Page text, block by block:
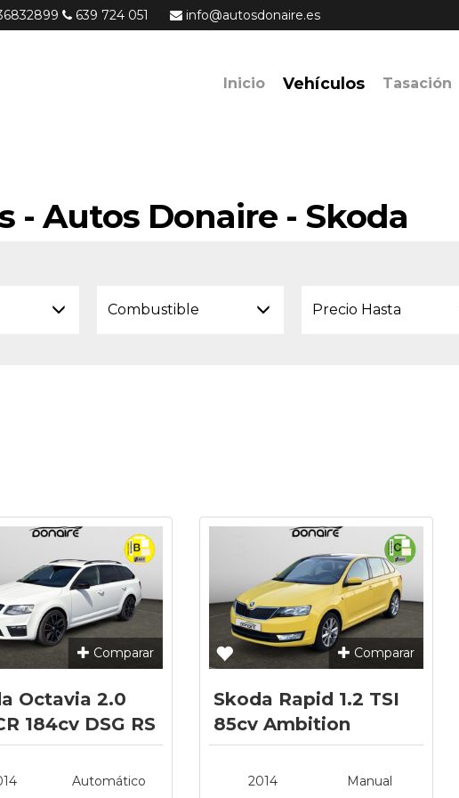
639 724 051 info@autosdonaire.es
Inicio Vehículos Tasación
- Autos Donaire - Skoda
Combustible Precio Hasta
Comparar
Octavia 2.0
184cv DSG RS
Automático
Comparar
Skoda Rapid 1.2 TSI
85cv Ambition
Spaceback
2014
Manual